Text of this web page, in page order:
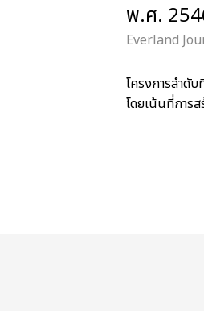
พ.ศ.
Everland
โครงการลำดั
โดยเน้นที่การ